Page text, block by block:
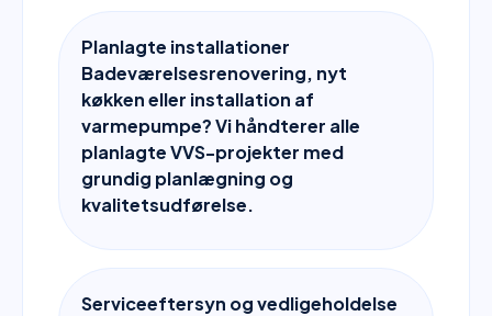
Planlagte installationer
Badeværelsesrenovering, nyt
køkken eller installation af
varmepumpe? Vi håndterer alle
planlagte VVS-projekter med
grundig planlægning og
kvalitetsudførelse.
Serviceeftersyn og vedligeholdelse